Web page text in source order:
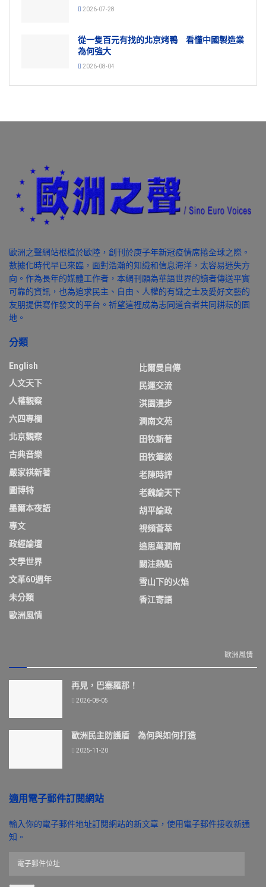
2026-07-28
從一隻百元有找的北京烤鴨 看懂中國製造業
為何強大
2026-08-04
歐洲之聲網站根植於歐陸，創刊於庚子年新冠疫情席捲全球之際。
數據化時代早已來臨，面對浩瀚的知識和信息海洋，太容易迷失方
向。作為長年的媒體工作者，本網刊願為華語世界的讀者傳送平實
可靠的資訊，也為追求民主、自由、人權的有識之士及愛好文藝的
友朋提供寫作發文的平台。祈望這裡成為志同道合者共同耕耘的園
地。
分類
English
人文天下
人權觀察
六四專欄
北京觀察
古典音樂
嚴家祺新著
圖博特
墨爾本夜語
專文
政經論壇
文學世界
文革60週年
未分類
歐洲風情
比爾曼自傳
民運交流
淇園漫步
潤南文苑
田牧新著
田牧筆談
老陳時評
老魏論天下
胡平論政
視頻薈萃
追思萬潤南
關注熱點
雪山下的火焰
香江寄語
歐洲風情
再見，巴塞羅那！
2026-08-05
歐洲民主防護盾 為何與如何打造
2025-11-20
適用電子郵件訂閱網站
輸入你的電子郵件地址訂閱網站的新文章，使用電子郵件接收新通
知。
郵